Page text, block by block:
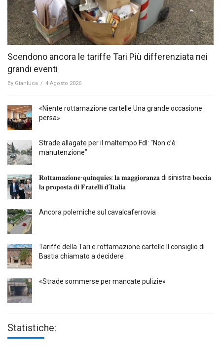
Scendono ancora le tariffe Tari Più differenziata nei
grandi eventi
By Gianluca / 4 Agosto 2026
«Niente rottamazione cartelle Una grande occasione
persa»
Strade allagate per il maltempo FdI: “Non c’è
manutenzione”
𝐑𝐨𝐭𝐭𝐚𝐦𝐚𝐳𝐢𝐨𝐧𝐞-𝐪𝐮i𝐧𝐪𝐮𝐢𝐞𝐬: 𝐥𝐚 𝐦𝐚𝐠𝐠𝐢𝐨𝐫𝐚𝐧𝐳𝐚 di sinistra 𝐛𝐨𝐜𝐜𝐢𝐚
𝐥𝐚 𝐩𝐫𝐨𝐩𝐨𝐬𝐭𝐚 𝐝𝐢 𝐅𝐫𝐚𝐭𝐞𝐥𝐥𝐢 𝐝’𝐈𝐭𝐚𝐥𝐢𝐚
Ancora polemiche sul cavalcaferrovia
Tariffe della Tari e rottamazione cartelle Il consiglio di
Bastia chiamato a decidere
«Strade sommerse per mancate pulizie»
Statistiche: